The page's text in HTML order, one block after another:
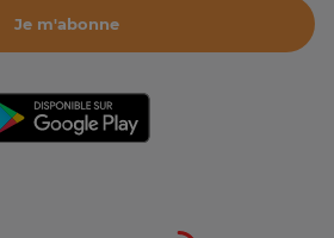
Je m'abonne